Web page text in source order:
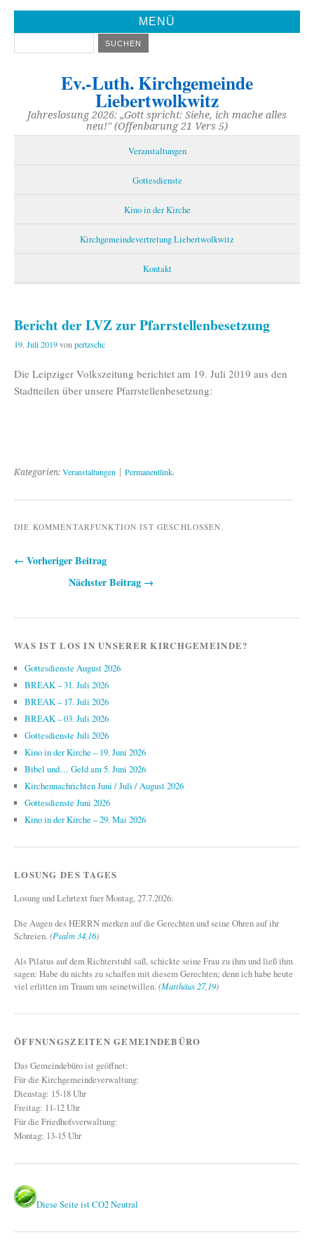
MENÜ
Ev.-Luth. Kirchgemeinde
Liebertwolkwitz
Jahreslosung 2026: „Gott spricht: Siehe, ich mache alles
neu!" (Offenbarung 21 Vers 5)
Veranstaltungen
Gottesdienste
Kino in der Kirche
Kirchgemeindevertretung Liebertwolkwitz
Kontakt
Bericht der LVZ zur Pfarrstellenbesetzung
19. Juli 2019von pertzschc
Die Leipziger Volkszeitung berichtet am 19. Juli 2019 aus den
Stadtteilen über unsere Pfarrstellenbesetzung:
Kategorien: Veranstaltungen Permanentlink.
DIE KOMMENTARFUNKTION IST GESCHLOSSEN.
Beitragsnavigation
← Vorheriger Beitrag
Nächster Beitrag →
WAS IST LOS IN UNSERER KIRCHGEMEINDE?
Gottesdienste August 2026
BREAK – 31. Juli 2026
BREAK – 17. Juli 2026
BREAK – 03. Juli 2026
Gottesdienste Juli 2026
Kino in der Kirche – 19. Juni 2026
Bibel und… Geld am 5. Juni 2026
Kirchennachrichten Juni / Juli / August 2026
Gottesdienste Juni 2026
Kino in der Kirche – 29. Mai 2026
LOSUNG DES TAGES
Losung und Lehrtext fuer Montag, 27.7.2026:
Die Augen des HERRN merken auf die Gerechten und seine Ohren auf ihr
Schreien.(Psalm 34,16)
Als Pilatus auf dem Richterstuhl saß, schickte seine Frau zu ihm und ließ ihm
sagen: Habe du nichts zu schaffen mit diesem Gerechten; denn ich habe heute
viel erlitten im Traum um seinetwillen.(Matthäus 27,19)
ÖFFNUNGSZEITEN GEMEINDEBÜRO
Das Gemeindebüro ist geöffnet:
Für die Kirchgemeindeverwaltung:
Dienstag: 15-18 Uhr
Freitag: 11-12 Uhr
Für die Friedhofsverwaltung:
Montag: 13-15 Uhr
Diese Seite ist CO2 Neutral